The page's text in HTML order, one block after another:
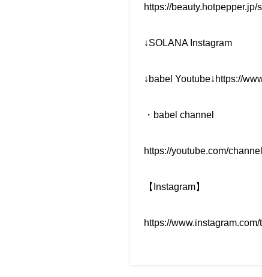
https://
↓SOLANA Instagram
↓babel Youtube↓https://
・babel channel
https://youtube.com/
【Instagram】
https://